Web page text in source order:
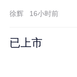
徐辉 16小时前
已上市